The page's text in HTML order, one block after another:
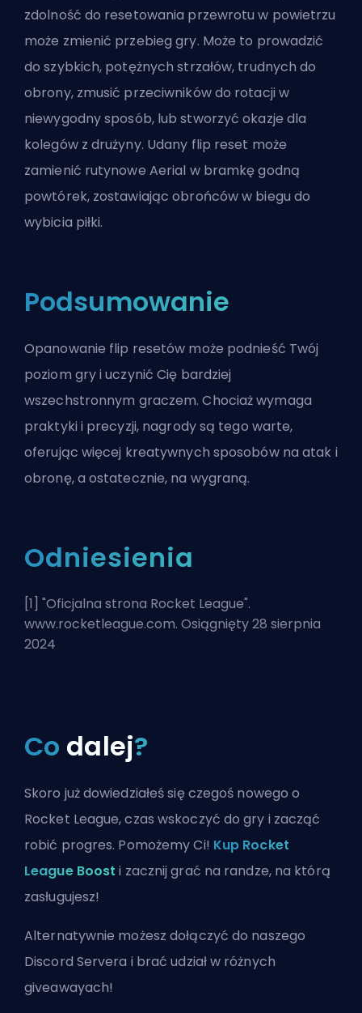
zdolność do resetowania przewrotu w powietrzu
może zmienić przebieg gry. Może to prowadzić
do szybkich, potężnych strzałów, trudnych do
obrony, zmusić przeciwników do rotacji w
niewygodny sposób, lub stworzyć okazje dla
kolegów z drużyny. Udany flip reset może
zamienić rutynowe Aerial w bramkę godną
powtórek, zostawiając obrońców w biegu do
wybicia piłki.
Podsumowanie
Opanowanie flip resetów może podnieść Twój
poziom gry i uczynić Cię bardziej
wszechstronnym graczem. Chociaż wymaga
praktyki i precyzji, nagrody są tego warte,
oferując więcej kreatywnych sposobów na atak i
obronę, a ostatecznie, na wygraną.
Odniesienia
[1] "Oficjalna strona Rocket League".
www.rocketleague.com. Osiągnięty 28 sierpnia
2024
Co dalej?
Skoro już dowiedziałeś się czegoś nowego o
Rocket League, czas wskoczyć do gry i zacząć
robić progres. Pomożemy Ci! Kup Rocket
League Boost i zacznij grać na randze, na którą
zasługujesz!
Alternatywnie możeszdołączyć do naszego
Discord Servera i brać udział w różnych
giveawayach!